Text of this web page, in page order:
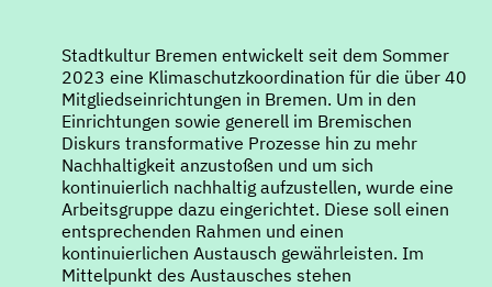
Stadtkultur Bremen entwickelt seit dem Sommer
2023 eine Klimaschutzkoordination für die über 40
Mitgliedseinrichtungen in Bremen. Um in den
Einrichtungen sowie generell im Bremischen
Diskurs transformative Prozesse hin zu mehr
Nachhaltigkeit anzustoßen und um sich
kontinuierlich nachhaltig aufzustellen, wurde eine
Arbeitsgruppe dazu eingerichtet. Diese soll einen
entsprechenden Rahmen und einen
kontinuierlichen Austausch gewährleisten. Im
Mittelpunkt des Austausches stehen